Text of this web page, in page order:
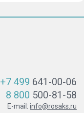
+7 499 641-00-06
8 800 500-81-58
E-mail: info@rosaks.ru